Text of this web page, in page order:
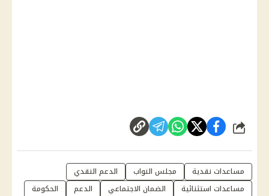
شارك
مساعدات نقدية مجلس النواب
الدعم النقدي
مساعدات استثنائية
الضمان الاجتماعي الدعم
الحكومة